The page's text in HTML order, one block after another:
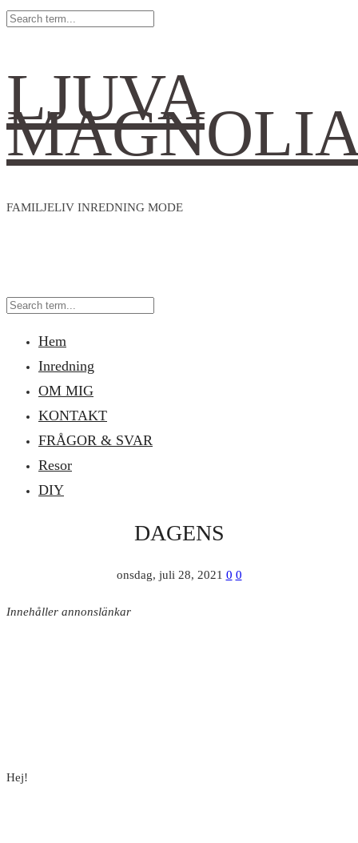
LJUVA
FAMILJELIV INREDNING MODE
Hem
Inredning
OM MIG
KONTAKT
FRÅGOR & SVAR
Resor
DIY
DAGENS
onsdag, juli 28, 2021 0 0
Innehåller annonslänkar
Hej!